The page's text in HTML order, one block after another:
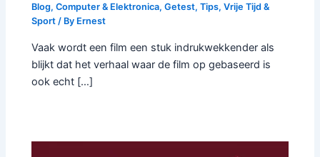
Blog,Computer & Elektronica,Getest,Tips,Vrije Tijd &
Sport / By Ernest
Vaak wordt een film een stuk indrukwekkender als
blijkt dat het verhaal waar de film op gebaseerd is
ook echt […]